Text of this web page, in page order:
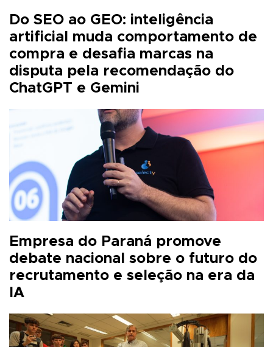
Do SEO ao GEO: inteligência
artificial muda comportamento de
compra e desafia marcas na
disputa pela recomendação do
ChatGPT e Gemini
Empresa do Paraná promove
debate nacional sobre o futuro do
recrutamento e seleção na era da
IA